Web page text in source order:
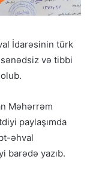
İdarəsinin türk
və tibbi
Məhərrəm
paylaşımda
əhval
barədə yazıb.